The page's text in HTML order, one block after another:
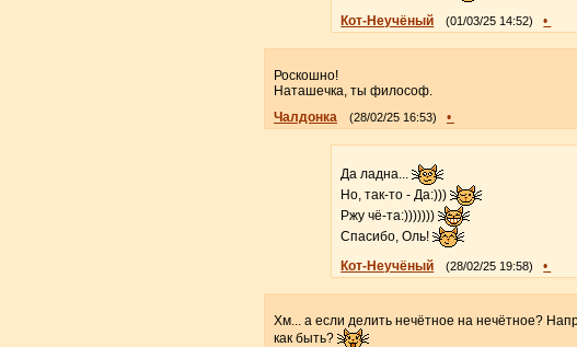
Кот-Неучёный
(01/03/25 14:52) •
Роскошно!
Наташечка, ты философ.
Чалдонка
(28/02/25 16:53) •
Да ладна...
Но, так-то - Да:)))
Ржу чё-та:)))))))
Спасибо, Оль!
Кот-Неучёный
(28/02/25 19:58) •
Хм... а если делить нечётное на нечётное?
как быть?